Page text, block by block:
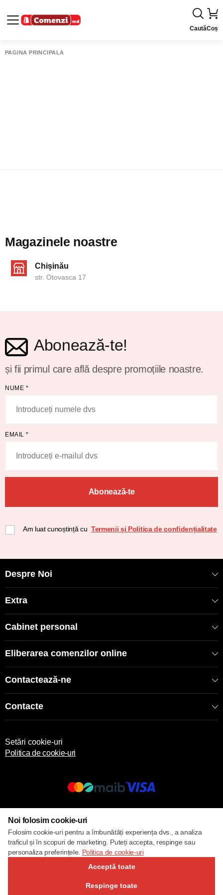
CautăCoș
PAGINA PRINCIPALĂ
Magazinele noastre
Chișinău
str. Otovasca 17
Abonează-te!
și fii primul care află despre promoțiile noastre.
NUME *
EMAIL *
Abonează-te
Am luat cunoștință cu Termenii și Politica de confidențialitate
Despre Noi
Extra
Cabinet personal
Eliberarea comenzilor online
Contactează-ne
Contacte
Setări cookie-uri
Politica de cookie-uri
Noi folosim cookie-uri
Folosim cookie-uri pentru a îmbunătăți experiența dvs., a analiza
traficul și în scopuri de marketing. Puteți accepta, respinge sau
personaliza preferințele. Politica de cookie-uri
Acceptă toate
Respinge toate